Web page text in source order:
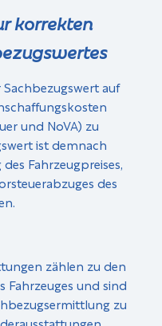
korrekten
auf
und NoVA) zu
ist demnach
Fahrzeugpreises,
des
zählen zu den
Fahrzeuges und sind
zu